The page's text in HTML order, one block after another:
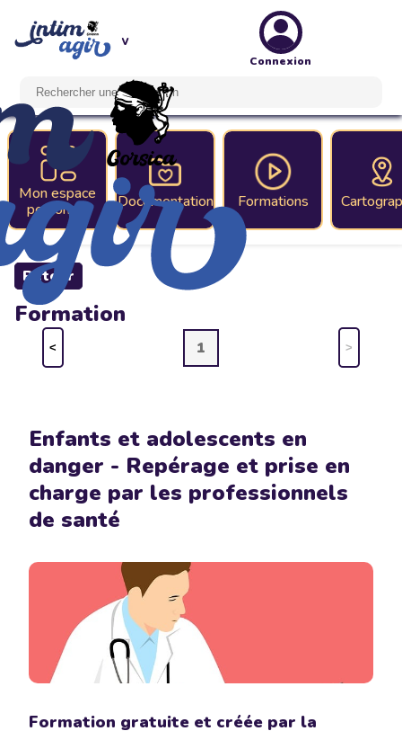
Connexion
Mon espace
personnel
Documentation Formations
Retour
Formation
< 1 >
Enfants et adolescents en
danger - Repérage et prise en
charge par les professionnels
de santé
Formation gratuite et créée par la